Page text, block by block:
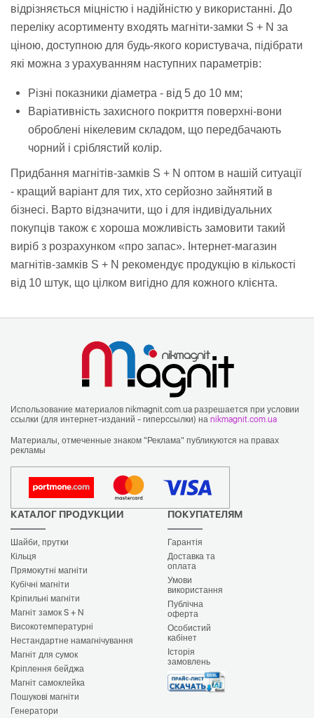
відрізняється міцністю і надійністю у використанні. До
переліку асортименту входять магніти-замки S + N за
ціною, доступною для будь-якого користувача, підібрати
які можна з урахуванням наступних параметрів:
Різні показники діаметра - від 5 до 10 мм;
Варіативність захисного покриття поверхні-вони
оброблені нікелевим складом, що передбачають
чорний і сріблястий колір.
Придбання магнітів-замків S + N оптом в нашій ситуації
- кращий варіант для тих, хто серйозно зайнятий в
бізнесі. Варто відзначити, що і для індивідуальних
покупців також є хороша можливість замовити такий
виріб з розрахунком «про запас». Інтернет-магазин
магнітів-замків S + N рекомендує продукцію в кількості
від 10 штук, що цілком вигідно для кожного клієнта.
Использование материалов nikmagnit.com.ua разрешается при условии
ссылки (для интернет-изданий - гиперссылки) на nikmagnit.com.ua
Материалы, отмеченные знаком "Реклама" публикуются на правах
рекламы
КАТАЛОГ ПРОДУКЦИИ
Шайби, прутки
Кільця
Прямокутні магніти
Кубічні магніти
Кріпильні магніти
Магніт замок S + N
Високотемпературні
Нестандартне намагнічування
Магніт для сумок
Кріплення бейджа
Магніт самоклейка
Пошукові магніти
Генератори
ПОКУПАТЕЛЯМ
Гарантія
Доставка та
оплата
Умови
використання
Публічна
оферта
Особистий
кабінет
Історія
замовлень